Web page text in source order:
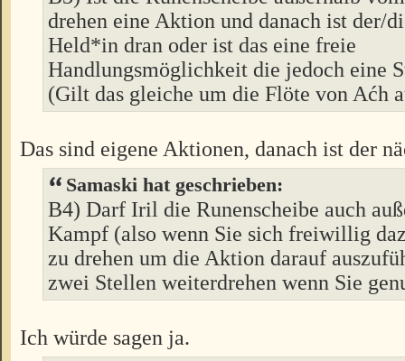
drehen eine Aktion und danach ist der/
Held*in dran oder ist das eine freie
Handlungsmöglichkeit die jedoch eine
(Gilt das gleiche um die Flöte von Aćh
Das sind eigene Aktionen, danach ist der
Samaski hat geschrieben:
B4) Darf Iril die Runenscheibe auch
Kampf (also wenn Sie sich freiwillig
zu drehen um die Aktion darauf
zwei Stellen weiterdrehen wenn Sie
Ich würde sagen ja.